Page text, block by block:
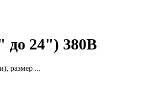
до 24") 380В
размер ...